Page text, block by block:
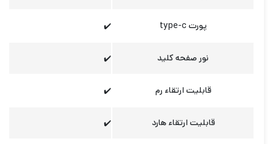
پورت type-c
نور صفحه کلید
قابلیت ارتقاء رم
قابلیت ارتقاء هارد